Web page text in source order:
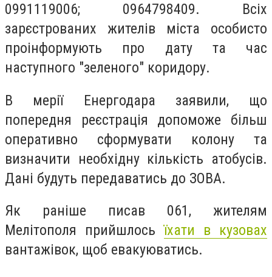
0991119006; 0964798409. Всіх
зарєстрованих жителів міста особисто
проінформують про дату та час
наступного "зеленого" коридору.
В мерії Енергодара заявили, що
попередня реєстрація допоможе більш
оперативно сформувати колону та
визначити необхідну кількість атобусів.
Дані будуть передаватись до ЗОВА.
Як раніше писав 061, жителям
Мелітополя прийшлосьїхати в кузовах
вантажівок, щоб евакуюватись.